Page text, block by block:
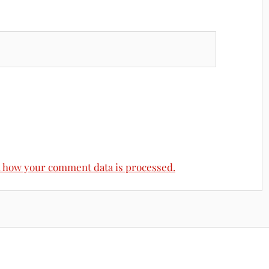
your comment data is processed.